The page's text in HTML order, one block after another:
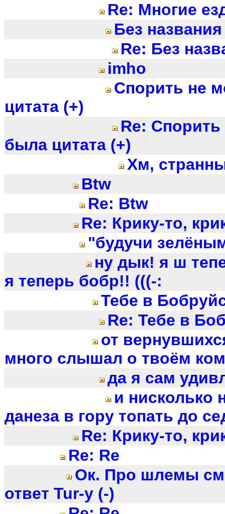
Re: Многие
Без названия
Re: Без
imho
Спорить не
цитата (+)
Re: Спорить
была цитата (+)
Хм,
Btw
Re: Btw
Re: Крику-то,
"будучи
ну дык! я ш
я теперь бобр!! (((-:
Тебе в
Re: Тебе в
от
много слышал о твоём
да я сам
и нисколько
данеза в гору топать до
Re: Крику-то,
Re: Re
Ок. Про шлемы
ответ Tur-у (-)